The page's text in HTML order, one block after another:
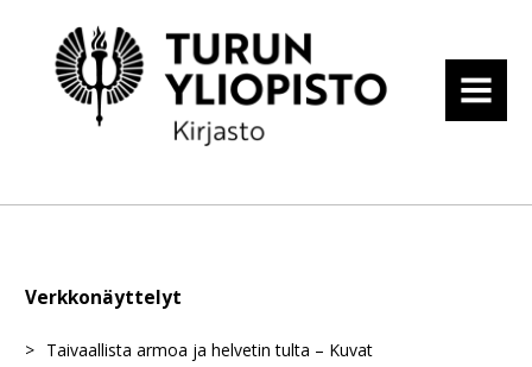
MENU
Verkkonäyttelyt
Taivaallista armoa ja helvetin tulta – Kuvat